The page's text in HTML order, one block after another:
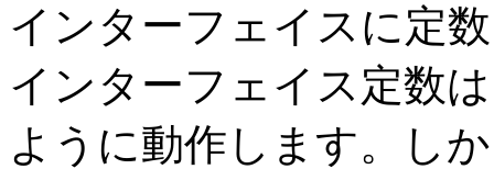
インターフェイスに定
インターフェイス定数
ように動作します。し